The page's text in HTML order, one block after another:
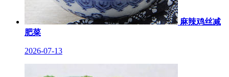
麻辣鸡丝减
肥菜
2026-07-13